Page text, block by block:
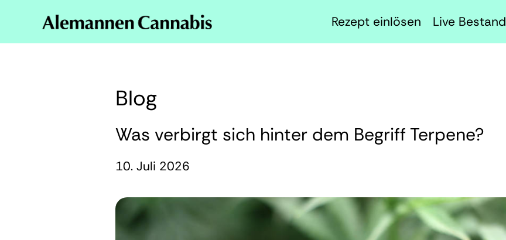
Rezept einlösen Live Bestand
Blog
Was verbirgt sich hinter dem Begriff Terpene?
10. Juli 2026